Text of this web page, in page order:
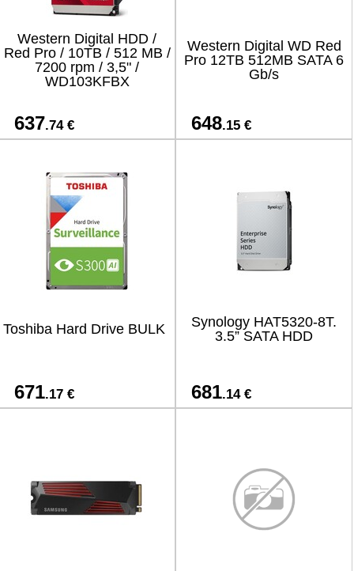
Western Digital HDD /
Red Pro / 10TB / 512 MB /
7200 rpm / 3,5" /
WD103KFBX
637.74 €
Western Digital WD Red
Pro 12TB 512MB SATA 6
Gb/s
648.15 €
Toshiba Hard Drive BULK
671.17 €
Synology HAT5320-8T.
3.5” SATA HDD
681.14 €